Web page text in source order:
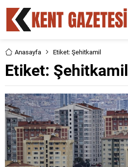
Anasayfa Etiket: Şehitkamil
Etiket: Şehitkamil